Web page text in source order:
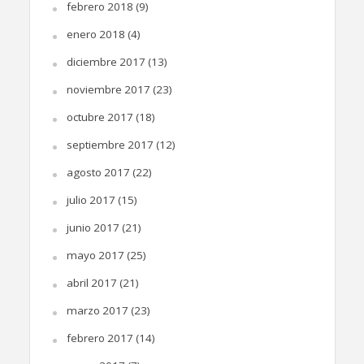
febrero 2018 (9)
enero 2018 (4)
diciembre 2017 (13)
noviembre 2017 (23)
octubre 2017 (18)
septiembre 2017 (12)
agosto 2017 (22)
julio 2017 (15)
junio 2017 (21)
mayo 2017 (25)
abril 2017 (21)
marzo 2017 (23)
febrero 2017 (14)